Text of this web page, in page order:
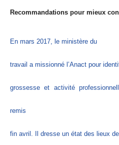
Recommandations pour mieux
En mars 2017, le ministère du
travail a missionné l’Anact pour
grossesse et activité
remis
fin avril. Il dresse un état des lieux